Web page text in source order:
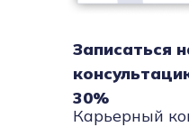
Карьерный
Записаться
30%